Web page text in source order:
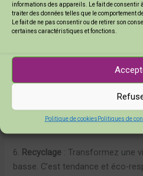
informations des appareils. Le fait de consentir
traiter des données telles que le comportement
Le fait de ne pas consentir ou de retirer son
certaines caractéristiques et fonctions.
Politique de cookiesPolitiques de
4.Ajoutez des poignées
anciennes poignées par des
peut complètement transformer
5.Rembourrage: Pour les
ajoutez un coussin coloré. Cela
6. Recyclage : Transformez une
basse. C’est tendance et éco-